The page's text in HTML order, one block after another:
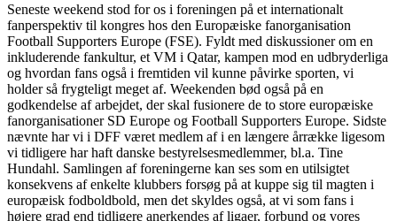
Seneste weekend stod for os i foreningen på et internationalt
fanperspektiv til kongres hos den Europæiske fanorganisation
Football Supporters Europe (FSE). Fyldt med diskussioner om en
inkluderende fankultur, et VM i Qatar, kampen mod en udbryderliga
og hvordan fans også i fremtiden vil kunne påvirke sporten, vi
holder så frygteligt meget af. Weekenden bød også på en
godkendelse af arbejdet, der skal fusionere de to store europæiske
fanorganisationer SD Europe og Football Supporters Europe. Sidste
nævnte har vi i DFF været medlem af i en længere årrække ligesom
vi tidligere har haft danske bestyrelsesmedlemmer, bl.a. Tine
Hundahl. Samlingen af foreningerne kan ses som en utilsigtet
konsekvens af enkelte klubbers forsøg på at kuppe sig til magten i
europæisk fodboldbold, men det skyldes også, at vi som fans i
højere grad end tidligere anerkendes af ligaer, forbund og vores